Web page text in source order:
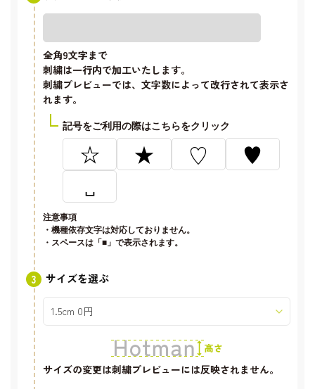
全角9文字まで
刺繍は一行内で加工いたします。
刺繍プレビューでは、文字数によって改行されて表示さ
れます。
記号をご利用の際はこちらをクリック
☆ ★ ♡
♥
␣
注意事項
・機種依存文字は対応しておりません。
・スペースは「■」で表示されます。
サイズを選ぶ
サイズの変更は刺繍プレビューには反映されません。